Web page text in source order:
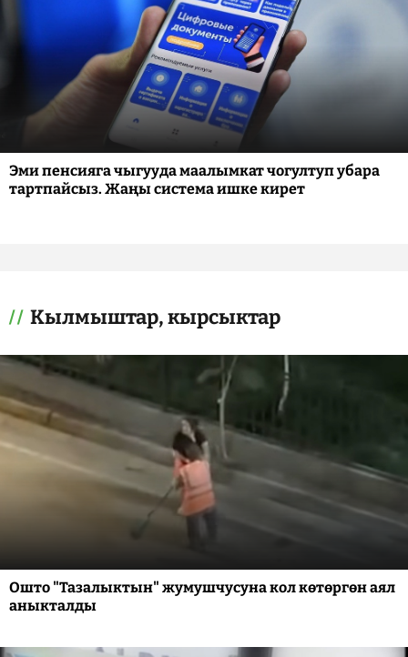
Эми пенсияга чыгууда маалымкат чогултуп убара
тартпайсыз. Жаңы система ишке кирет
Кылмыштар, кырсыктар
Ошто "Тазалыктын" жумушчусуна кол көтөргөн аял
аныкталды